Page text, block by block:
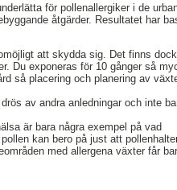
för pollenallergiker i de
åtgärder. Resultatet har
att skydda sig. Det finns
Du exponeras för 10 gånger så
så placering och planering av
av andra anledningar och inte
är bara några exempel på vad
kan bero på just att
med allergena växter får